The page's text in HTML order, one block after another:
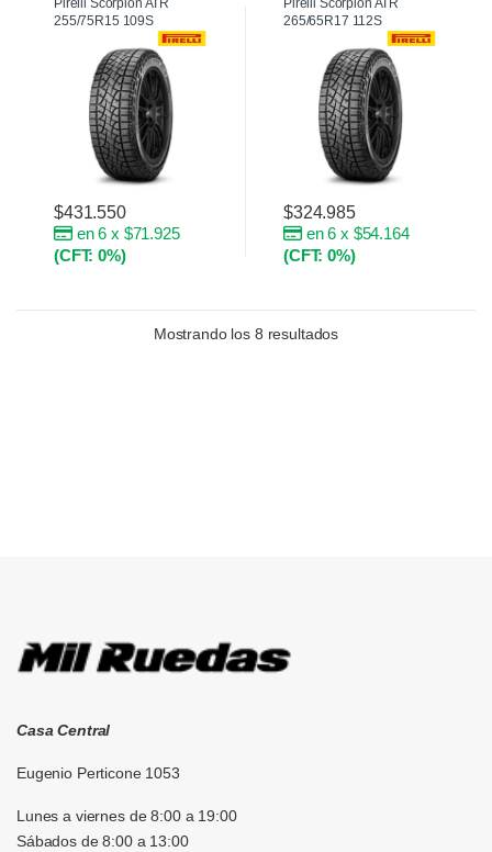
Pirelli Scorpion ATR
255/75R15 109S
$431.550
en 6 x $71.925
(CFT: 0%)
Pirelli Scorpion ATR
265/65R17 112S
$324.985
en 6 x $54.164
(CFT: 0%)
Mostrando los 8 resultados
Casa Central
Eugenio Perticone 1053
Lunes a viernes de 8:00 a 19:00
Sábados de 8:00 a 13:00